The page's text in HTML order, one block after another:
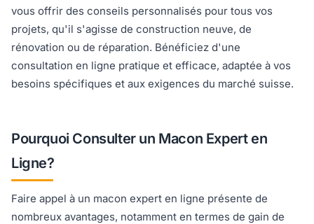
vous offrir des conseils personnalisés pour tous vos
projets, qu'il s'agisse de construction neuve, de
rénovation ou de réparation. Bénéficiez d'une
consultation en ligne pratique et efficace, adaptée à vos
besoins spécifiques et aux exigences du marché suisse.
Pourquoi Consulter un Macon Expert en
Ligne?
Faire appel à un macon expert en ligne présente de
nombreux avantages, notamment en termes de gain de